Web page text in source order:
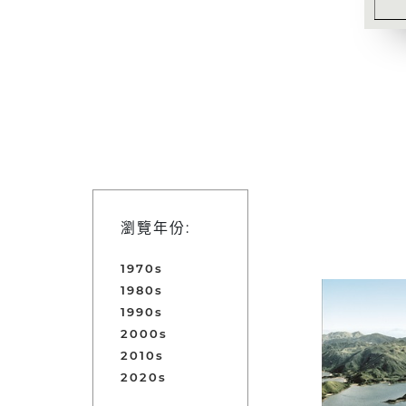
瀏覽年份:
1970s
1980s
1990s
2000s
2010s
2020s